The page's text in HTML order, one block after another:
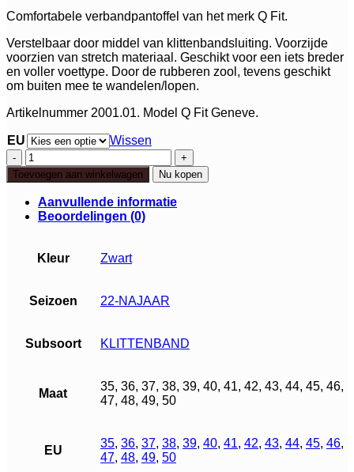
Comfortabele verbandpantoffel van het merk Q Fit.
Verstelbaar door middel van klittenbandsluiting. Voorzijde
voorzien van stretch materiaal. Geschikt voor een iets breder
en voller voettype. Door de rubberen zool, tevens geschikt
om buiten mee te wandelen/lopen.
Artikelnummer 2001.01. Model Q Fit Geneve.
EU
Wissen
Q
Fit
Geneve
aantal
Toevoegen aan winkelwagen Nu kopen
Aanvullende informatie
Beoordelingen (0)
Kleur Zwart
Seizoen 22-NAJAAR
Subsoort KLITTENBAND
Maat
35, 36, 37, 38, 39, 40, 41, 42, 43, 44, 45, 46,
47, 48, 49, 50
EU
35, 36, 37, 38, 39, 40, 41, 42, 43, 44, 45, 46,
47, 48, 49, 50